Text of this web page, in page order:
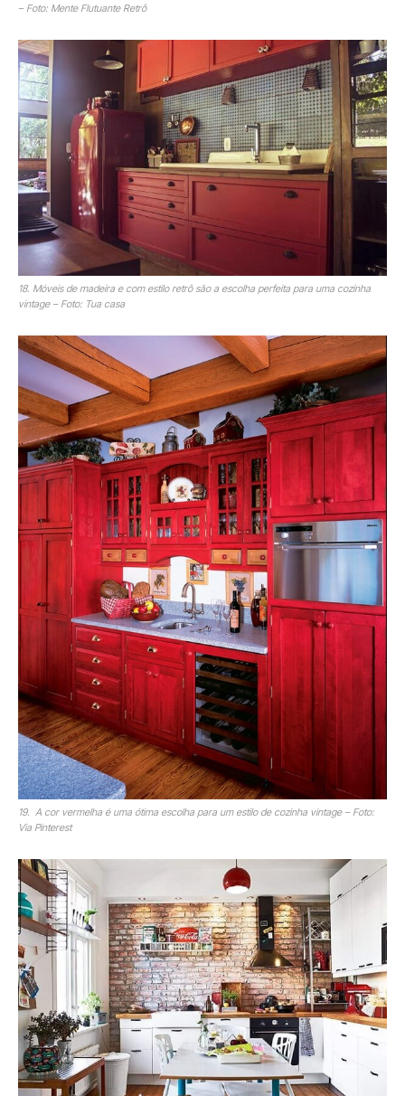
– Foto: Mente Flutuante Retrô
18. Móveis de madeira e com estilo retrô são a escolha perfeita para uma cozinha
vintage – Foto: Tua casa
19. A cor vermelha é uma ótima escolha para um estilo de cozinha vintage – Foto:
Via Pinterest